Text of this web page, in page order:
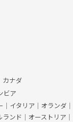
カナダ
ビア
｜ イタリア ｜ オランダ ｜
ランド ｜ オーストリア ｜